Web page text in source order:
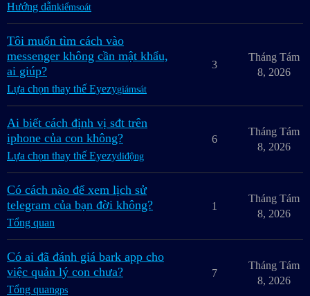
Hướng dẫnkiểmsoát
Tôi muốn tìm cách vào
messenger không cần mật khẩu,
ai giúp?
Lựa chọn thay thế Eyezygiámsát
3
Tháng Tám
8, 2026
Ai biết cách định vị sđt trên
iphone của con không?
Lựa chọn thay thế Eyezydiđộng
6
Tháng Tám
8, 2026
Có cách nào để xem lịch sử
telegram của bạn đời không?
Tổng quan
1
Tháng Tám
8, 2026
Có ai đã đánh giá bark app cho
việc quản lý con chưa?
Tổng quangps
7
Tháng Tám
8, 2026